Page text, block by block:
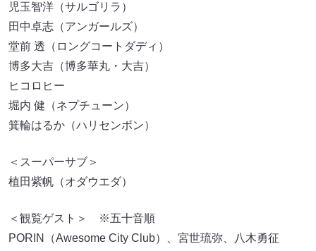
児玉智洋（サルゴリラ）
田中卓志（アンガールズ）
堂前 透（ロングコートダディ）
博多大吉（博多華丸・大吉）
ヒコロヒー
堀内 健（ネプチューン）
箕輪はるか（ハリセンボン）
＜スーパーサブ＞
植田紫帆（オダウエダ）
＜観覧ゲスト＞ ※五十音順
PORIN（Awesome City Club）、宮世琉弥、八木勇征